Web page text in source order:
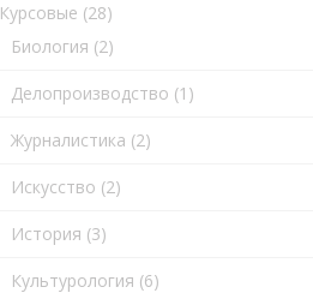
Курсовые (28)
Биология (2)
Делопроизводство (1)
Журналистика (2)
Искусство (2)
История (3)
Культурология (6)